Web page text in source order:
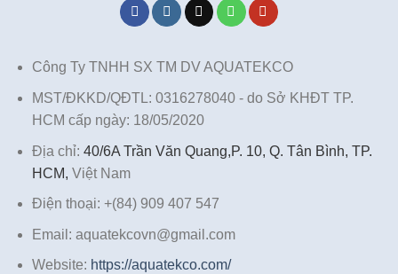
Công Ty TNHH SX TM DV AQUATEKCO
MST/ĐKKD/QĐTL: 0316278040 - do Sở KHĐT TP.
HCM cấp ngày: 18/05/2020
Địa chỉ: 40/6A Trần Văn Quang,P. 10, Q. Tân Bình, TP.
HCM, Việt Nam
Điện thoại: +(84) 909 407 547
Email: aquatekcovn@gmail.com
Website: https://aquatekco.com/